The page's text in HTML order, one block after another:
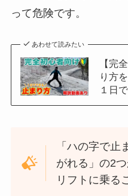
って危険です。
あわせて読みたい
【完
り方
１日
「ハの字で止
がれる」の2
リフトに乗る